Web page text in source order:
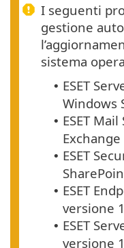
I seguenti
gestione
sistema
• ESET
Windows
• ESET
• ESET
• ESET
versione
• ESET
versione